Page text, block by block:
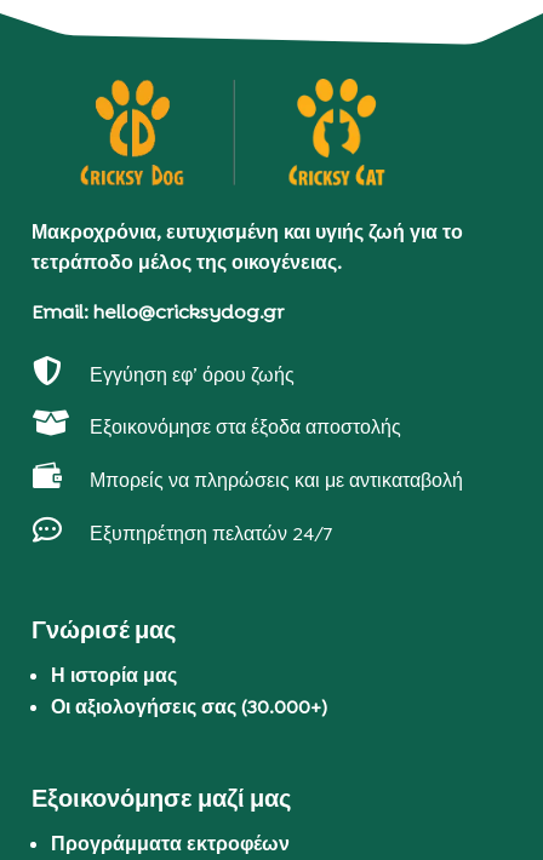
Μακροχρόνια, ευτυχισμένη και υγιής ζωή για το
τετράποδο μέλος της οικογένειας.
Email: hello@cricksydog.gr
 Εγγύηση εφ’ όρου ζωής
 Εξοικονόμησε στα έξοδα αποστολής
 Μπορείς να πληρώσεις και με αντικαταβολή
 Εξυπηρέτηση πελατών 24/7
Γνώρισέ μας
Η ιστορία μας
Οι αξιολογήσεις σας (30.000+)
Εξοικονόμησε μαζί μας
Προγράμματα εκτροφέων